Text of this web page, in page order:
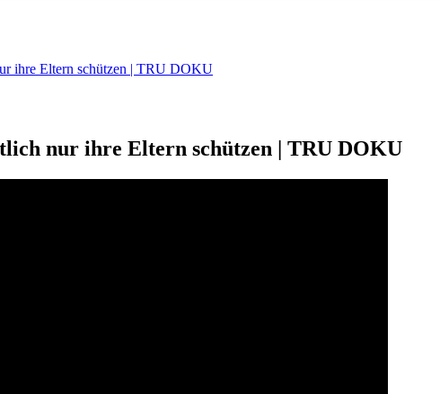
ihre Eltern schützen | TRU DOKU
nur ihre Eltern schützen | TRU DOKU